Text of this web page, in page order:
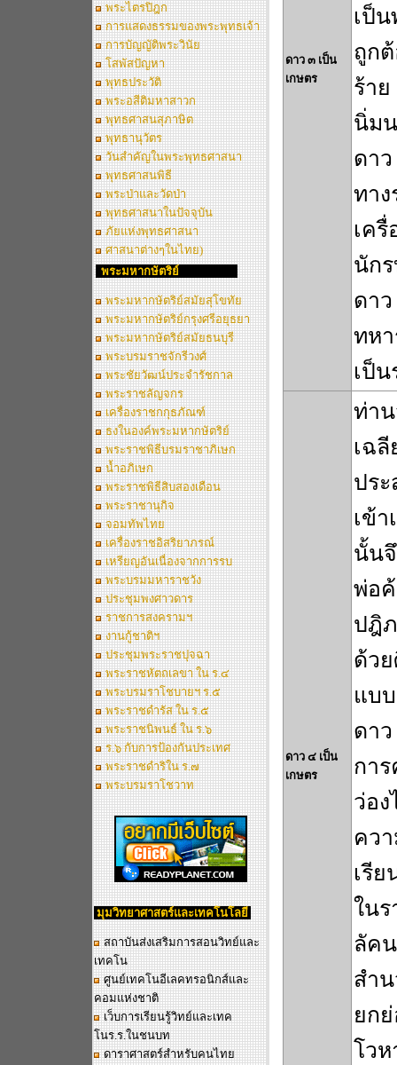
พระไตรปิฎก
การแสดงธรรมของพระพุทธเจ้า
การบัญญัติพระวินัย
โสพัสปัญหา
พุทธประวัติ
พระอสีติมหาสาวก
พุทธศาสนสุภาษิต
พุทธานุวัตร
วันสำคัญในพระพุทธศาสนา
พุทธศาสนพิธี
พระป่าและวัดป่า
พุทธศาสนาในปัจจุบัน
ภัยแห่งพุทธศาสนา
ศาสนาต่างๆในไทย)
พระมหากษัตริย์
พระมหากษัตริย์สมัยสุโขทัย
พระมหากษัตริย์กรุงศรีอยุธยา
พระมหากษัตริย์สมัยธนบุรี
พระบรมราชจักรีวงศ์
พระชัยวัฒน์ประจำรัชกาล
พระราชลัญจกร
เครื่องราชกกุธภัณฑ์
ธงในองค์พระมหากษัตริย์
พระราชพิธีบรมราชาภิเษก
น้ำอภิเษก
พระราชพิธีสิบสองเดือน
พระราชานุกิจ
จอมทัพไทย
เครื่องราชอิสริยาภรณ์
เหรียญอันเนื่องจากการรบ
พระบรมมหาราชวัง
ประชุมพงศาวดาร
ราชการสงครามฯ
งานกู้ชาติฯ
ประชุมพระราชปุจฉา
พระราชหัตถเลขา ใน ร.๔
พระบรมราโชบายฯ ร.๕
พระราชดำรัส ใน ร.๕
พระราชนิพนธ์ ใน ร.๖
ร.๖ กับการป้องกันประเทศ
พระราชดำริใน ร.๗
พระบรมราโชวาท
มุมวิทยาศาสตร์และเทคโนโลยี
สถาบันส่งเสริมการสอนวิทย์และ
เทคโน
ศูนย์เทคโนอีเลคทรอนิกส์และ
คอมแห่งชาติ
เว็บการเรียนรู้วิทย์และเทค
โนร.ร.ในชนบท
ดาราศาสตร์สำหรับคนไทย
ดาว ๓ เป็น
เกษตร
เป็
ถูก
ร้า
นิ่ม
ดา
ทาง
เค
นัก
ดา
ทหา
เป็
ดาว ๔ เป็น
เกษตร
ท่า
เฉ
ปร
เข้
นั้น
พ่อ
ปฎิ
ด้ว
แบ
ดา
กา
ว่อ
คว
เรี
ใน
ลัค
สำ
ยก
โว